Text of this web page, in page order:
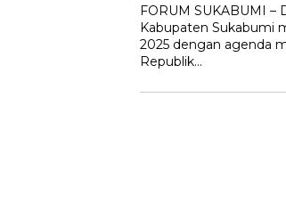
FORUM SUKABUMI –
Kabupaten Sukabumi
2025 dengan agenda
Republik…